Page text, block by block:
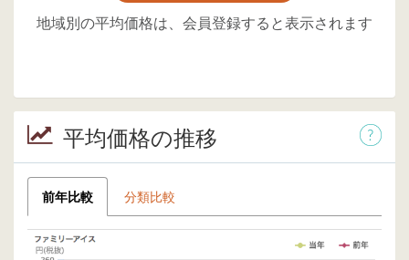
地域別の平均価格は、会員登録すると表示されます
平均価格の推移
前年比較 分類比較